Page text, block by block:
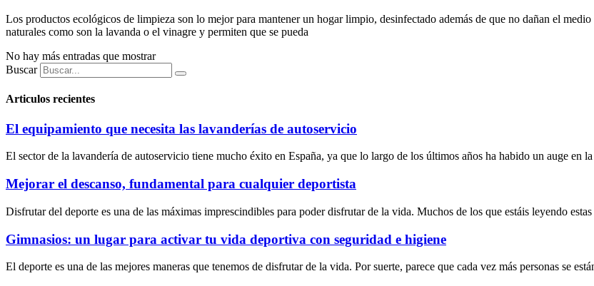
Los productos ecológicos de limpieza son lo mejor para mantener un hogar limpio, desinfectado además de que no dañan el
naturales como son la lavanda o el vinagre y permiten que se pueda
No hay más entradas que mostrar
Buscar
Articulos recientes
El equipamiento que necesita las lavanderías de autoservicio
El sector de la lavandería de autoservicio tiene mucho éxito en España, ya que lo largo de los últimos años ha habido un auge en
Mejorar el descanso, fundamental para cualquier deportista
Disfrutar del deporte es una de las máximas imprescindibles para poder disfrutar de la vida. Muchos de los que estáis leyendo
Gimnasios: un lugar para activar tu vida deportiva con seguridad e higiene
El deporte es una de las mejores maneras que tenemos de disfrutar de la vida. Por suerte, parece que cada vez más personas se